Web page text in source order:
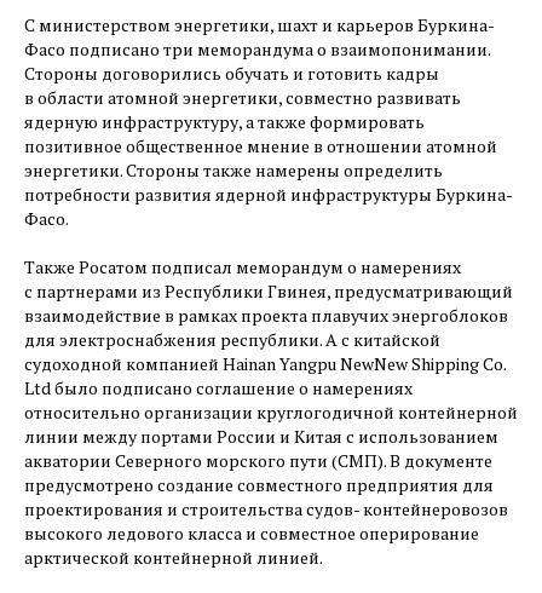
С министерством энергетики, шахт и карьеров Буркина-
Фасо подписано три меморандума о взаимопонимании.
Стороны договорились обучать и готовить кадры
в области атомной энергетики, совместно развивать
ядерную инфраструктуру, а также формировать
позитивное общественное мнение в отношении атомной
энергетики. Стороны также намерены определить
потребности развития ядерной инфраструктуры Буркина-
Фасо.
Также Росатом подписал меморандум о намерениях
с партнерами из Республики Гвинея, предусматривающий
взаимодействие в рамках проекта плавучих энергоблоков
для электроснабжения республики. А с китайской
судоходной компанией Hainan Yangpu NewNew Shipping Co.
Ltd было подписано соглашение о намерениях
относительно организации круглогодичной контейнерной
линии между портами России и Китая с использованием
акватории Северного морского пути (СМП). В документе
предусмотрено создание совместного предприятия для
проектирования и строительства судов- контейнеровозов
высокого ледового класса и совместное оперирование
арктической контейнерной линией.